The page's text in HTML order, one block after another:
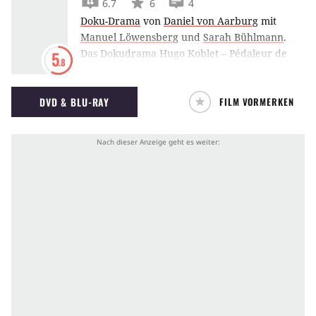
5.8
6.7 6
4
Doku-Drama von Daniel von Aarburg mit
Manuel Löwensberg und Sarah Bühlmann.
Das Dokudrama Hugo Koblet – Pédaleur de
Schweizer Radsport-Legende Hugo Koblet mit
Original- und Spielfilm-Bildern nach.
DVD & BLU-RAY FILM VORMERKEN